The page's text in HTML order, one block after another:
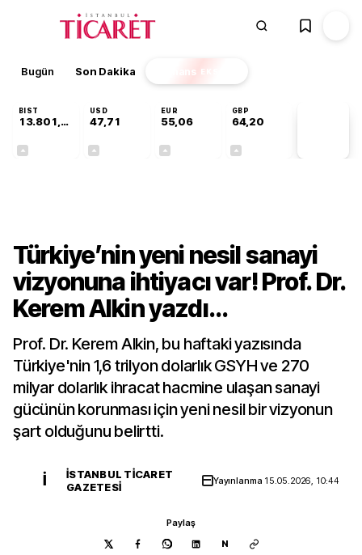
Bugün Son Dakika Finans EKSTRA
BIST
13.801,26
USD
47,71
EUR
55,06
GBP
64,20
Türkiye’nin yeni nesil sanayi
vizyonuna ihtiyacı var! Prof. Dr.
Kerem Alkin yazdı...
Prof. Dr. Kerem Alkin, bu haftaki yazısında
Türkiye'nin 1,6 trilyon dolarlık GSYH ve 270
milyar dolarlık ihracat hacmine ulaşan sanayi
gücünün korunması için yeni nesil bir vizyonun
şart olduğunu belirtti.
İ
İSTANBUL TICARET
GAZETESI
Yayınlanma 15.05.2026, 10:44
Paylaş
N